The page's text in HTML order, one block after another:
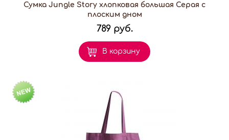
Сумка Jungle Story хлопковая большая Серая с
плоским дном
789 руб.
В корзину